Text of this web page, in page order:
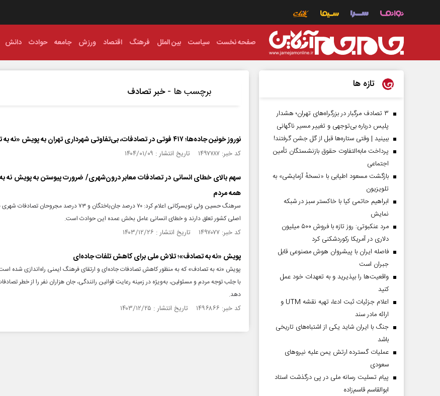
صفحه نخست سیاست بین الملل فرهنگ اقتصاد ورزش جامعه حوادث دانش
برچسب ها -خبر تصادف
نوروز خونین جاده‌ها؛ ۴۱۷ فوتی در تصادفات، بی‌تفاوتی شهرداری تهران به پویش «نه به تصادف»
کد خبر: ۱۴۹۷۷۸۷ تاریخ انتشار : ۱۴۰۴/۰۱/۰۹
سهم بالای خطای انسانی در تصادفات معابر درون‌شهری/ ضرورت پیوستن به پویش نه
همه مردم
اصلی کشور تعلق دارند و خطای انسانی عامل بخش عمده این حوادث است.
کد خبر: ۱۴۹۷۰۷۷ تاریخ انتشار : ۱۴۰۳/۱۲/۲۶
پویش «نه به تصادف»؛ تلاش ملی برای کاهش تلفات جاده‌ای
پویش «نه به تصادف» که به‌ منظور کاهش تصادفات جاده‌ای و ارتقای فرهنگ ایمنی راه‌اندازی شده
با جلب توجه مردم و مسئولین، به‌ویژه در زمینه رعایت قوانین رانندگی، جان هزاران نفر را از خطر
دهد.
کد خبر: ۱۴۹۶۸۶۶ تاریخ انتشار : ۱۴۰۳/۱۲/۲۵
تازه ها
۳ تصادف مرگبار در بزرگراه‌های تهران؛ هشدار
پلیس درباره بی‌توجهی و تغییر مسیر ناگهانی
ببینید | وقتی ستاره‌ها قبل از گل جشن گرفتند!
پرداخت مابه‌التفاوت حقوق بازنشستگان تأمین
اجتماعی
بازگشت مسعود اطیابی با «نسخهٔ آزمایشی» به
تلویزیون
ابراهیم حاتمی کیا با خاکستر سبز در شبکه
نمایش
مرد عنکبوتی: روز تازه با فروش ۵۰۰ میلیون
دلاری در آمریکا رکوردشکنی کرد
فاصله ایران با پیشرو‌ان هوش مصنوعی قابل
جبران است
واقعیت‌ها را بپذیرید و به تعهدات خود عمل
کنید
اعلام جزئیات ثبت ادعا، تهیه نقشه UTM و
ارائه مادر سند
جنگ با ایران شاید یکی از اشتباه‌های تاریخی
باشد
عملیات گسترده ارتش یمن علیه نیروهای
سعودی
پیام تسلیت رسانه ملی در پی درگذشت استاد
ابوالقاسم قاسم‌زاده